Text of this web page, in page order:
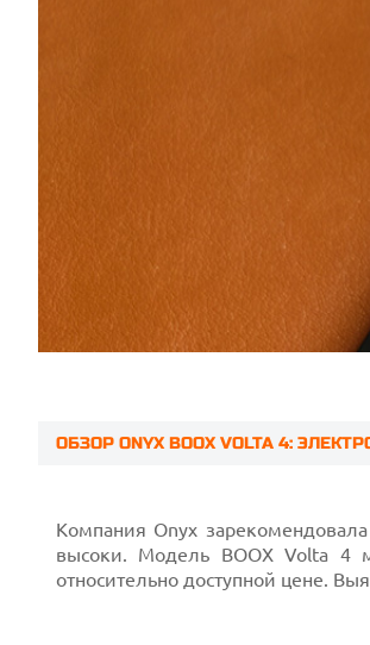
ОБЗОР ONYX BOOX VOLTA 4:
Компания Onyx
высоки. Модель BOOX Volta 4
относительно доступной цене.
Prev